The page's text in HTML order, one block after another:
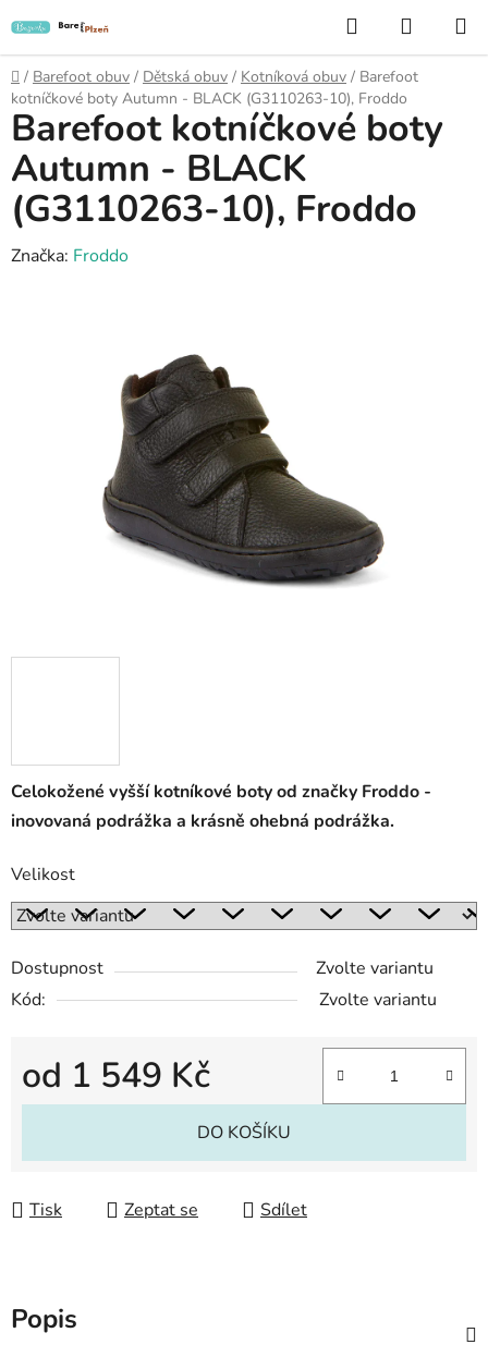
na
obsah
Hledat
KOŠÍK
Domů
/ Barefoot obuv / Dětská obuv / Kotníková obuv / Barefoot
kotníčkové boty Autumn - BLACK (G3110263-10), Froddo
Celokožené vyšší kotníkové boty od značky Froddo -
inovovaná podrážka a krásně ohebná podrážka.
Velikost
Dostupnost
Zvolte variantu
Kód:
Zvolte variantu
od 1 549 Kč
Měrná cena:
DO KOŠÍKU
Tisk Zeptat se Sdílet
Barefoot kotníčkové boty
Autumn - BLACK
(G3110263-10), Froddo
Značka: Froddo
Popis